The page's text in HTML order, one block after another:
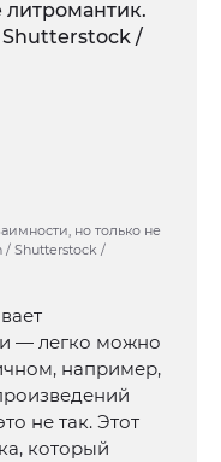
но только не
/ Shutterstock /
— легко можно
например,
не так. Этот
который